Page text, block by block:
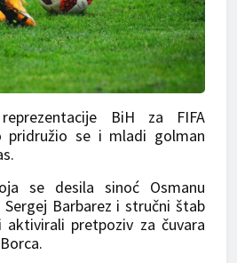
BiH za FIFA
pridružio se i mladi golman
se desila sinoć Osmanu
Barbarez i stručni štab
pretpoziv za čuvara